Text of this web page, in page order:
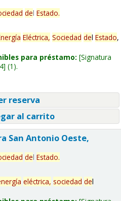
del Estado.
Eléctrica, Sociedad del Estado,
para préstamo: Signatura
(1).
reserva
al carrito
San Antonio Oeste,
del Estado.
eléctrica, sociedad del